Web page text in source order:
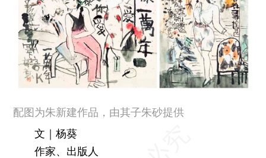
配图为朱新建作品，由其子朱砂提供
文｜杨葵
作家、出版人